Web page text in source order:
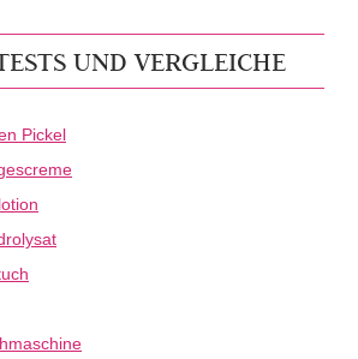
UND VERGLEICHE
Pickel